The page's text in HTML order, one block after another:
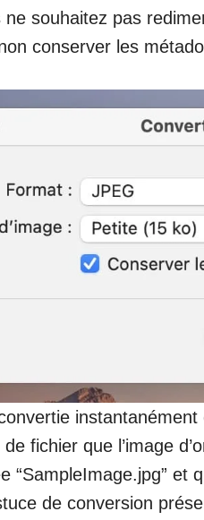
ne souhaitez pas
conserver les
fichier que l’image
“SampleImage.jpg” et
de conversion